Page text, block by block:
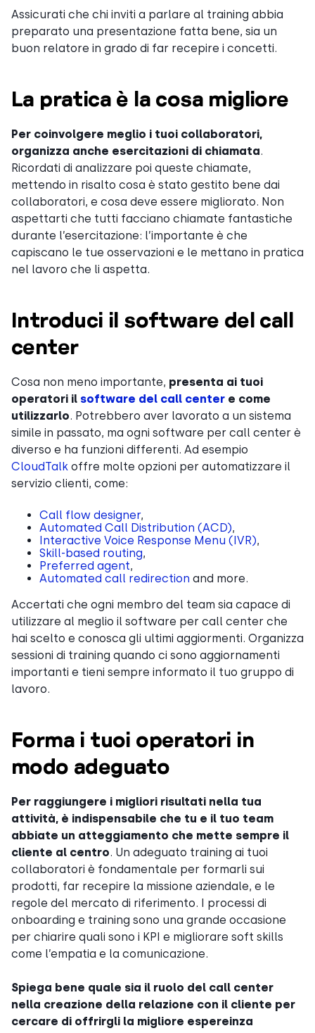
Assicurati che chi inviti a parlare al training abbia
preparato una presentazione fatta bene, sia un
buon relatore in grado di far recepire i concetti.
La pratica è la cosa migliore
Per coinvolgere meglio i tuoi collaboratori,
organizza anche esercitazioni di chiamata.
Ricordati di analizzare poi queste chiamate,
mettendo in risalto cosa è stato gestito bene dai
collaboratori, e cosa deve essere migliorato. Non
aspettarti che tutti facciano chiamate fantastiche
durante l’esercitazione: l’importante è che
capiscano le tue osservazioni e le mettano in pratica
nel lavoro che li aspetta.
Introduci il software del call
center
Cosa non meno importante, presenta ai tuoi
operatori il software del call center e come
utilizzarlo. Potrebbero aver lavorato a un sistema
simile in passato, ma ogni software per call center è
diverso e ha funzioni differenti. Ad esempio
CloudTalk offre molte opzioni per automatizzare il
servizio clienti, come:
Call flow designer,
Automated Call Distribution (ACD),
Interactive Voice Response Menu (IVR),
Skill-based routing,
Preferred agent,
Automated call redirection and more.
Accertati che ogni membro del team sia capace di
utilizzare al meglio il software per call center che
hai scelto e conosca gli ultimi aggiormenti. Organizza
sessioni di training quando ci sono aggiornamenti
importanti e tieni sempre informato il tuo gruppo di
lavoro.
Forma i tuoi operatori in
modo adeguato
Per raggiungere i migliori risultati nella tua
attività, è indispensabile che tu e il tuo team
abbiate un atteggiamento che mette sempre il
cliente al centro. Un adeguato training ai tuoi
collaboratori è fondamentale per formarli sui
prodotti, far recepire la missione aziendale, e le
regole del mercato di riferimento. I processi di
onboarding e training sono una grande occasione
per chiarire quali sono i KPI e migliorare soft skills
come l’empatia e la comunicazione.
Spiega bene quale sia il ruolo del call center
nella creazione della relazione con il cliente per
cercare di offrirgli la migliore espereinza